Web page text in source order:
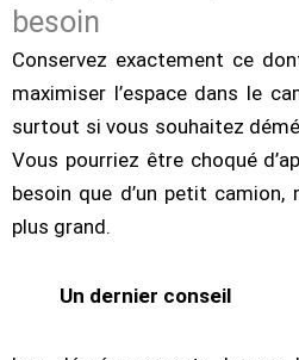
besoin
Conservez exactement ce
maximiser l’espace dans le
surtout si vous souhaitez
Vous pourriez être choqué
besoin que d’un petit camion,
plus grand.
Un dernier conseil